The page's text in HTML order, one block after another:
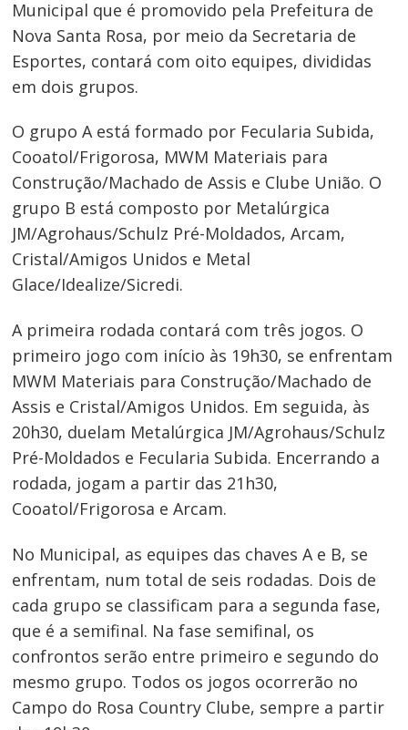
Municipal que é promovido pela Prefeitura de
Nova Santa Rosa, por meio da Secretaria de
Esportes, contará com oito equipes, divididas
em dois grupos.
O grupo A está formado por Fecularia Subida,
Cooatol/Frigorosa, MWM Materiais para
Construção/Machado de Assis e Clube União. O
grupo B está composto por Metalúrgica
JM/Agrohaus/Schulz Pré-Moldados, Arcam,
Cristal/Amigos Unidos e Metal
Glace/Idealize/Sicredi.
A primeira rodada contará com três jogos. O
primeiro jogo com início às 19h30, se enfrentam
MWM Materiais para Construção/Machado de
Assis e Cristal/Amigos Unidos. Em seguida, às
20h30, duelam Metalúrgica JM/Agrohaus/Schulz
Pré-Moldados e Fecularia Subida. Encerrando a
rodada, jogam a partir das 21h30,
Cooatol/Frigorosa e Arcam.
No Municipal, as equipes das chaves A e B, se
enfrentam, num total de seis rodadas. Dois de
cada grupo se classificam para a segunda fase,
que é a semifinal. Na fase semifinal, os
confrontos serão entre primeiro e segundo do
mesmo grupo. Todos os jogos ocorrerão no
Campo do Rosa Country Clube, sempre a partir
Navegação
de
Post